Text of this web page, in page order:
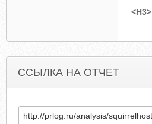
<H3>
ССЫЛКА НА ОТЧЕТ